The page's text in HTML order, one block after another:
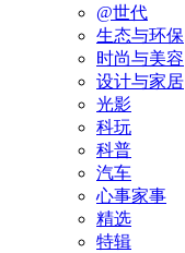
@世代
生态与环保
时尚与美容
设计与家居
光影
科玩
科普
汽车
心事家事
精选
特辑